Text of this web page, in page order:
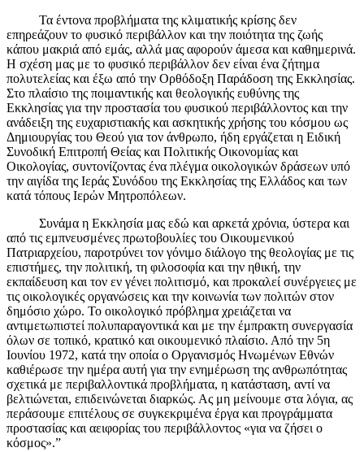
Τα έντονα προβλήματα της κλιματικής κρίσης δεν
επηρεάζουν το φυσικό περιβάλλον και την ποιότητα της ζωής
κάπου μακριά από εμάς, αλλά μας αφορούν άμεσα και καθημερινά.
Η σχέση μας με το φυσικό περιβάλλον δεν είναι ένα ζήτημα
πολυτελείας και έξω από την Ορθόδοξη Παράδοση της Εκκλησίας.
Στο πλαίσιο της ποιμαντικής και θεολογικής ευθύνης της
Εκκλησίας για την προστασία του φυσικού περιβάλλοντος και την
ανάδειξη της ευχαριστιακής και ασκητικής χρήσης του κόσμου ως
Δημιουργίας του Θεού για τον άνθρωπο, ήδη εργάζεται η Ειδική
Συνοδική Επιτροπή Θείας και Πολιτικής Οικονομίας και
Οικολογίας, συντονίζοντας ένα πλέγμα οικολογικών δράσεων υπό
την αιγίδα της Ιεράς Συνόδου της Εκκλησίας της Ελλάδος και των
κατά τόπους Ιερών Μητροπόλεων.
Συνάμα η Εκκλησία μας εδώ και αρκετά χρόνια, ύστερα και
από τις εμπνευσμένες πρωτοβουλίες του Οικουμενικού
Πατριαρχείου, παροτρύνει τον γόνιμο διάλογο της θεολογίας με τις
επιστήμες, την πολιτική, τη φιλοσοφία και την ηθική, την
εκπαίδευση και τον εν γένει πολιτισμό, και προκαλεί συνέργειες με
τις οικολογικές οργανώσεις και την κοινωνία των πολιτών στον
δημόσιο χώρο. Το οικολογικό πρόβλημα χρειάζεται να
αντιμετωπιστεί πολυπαραγοντικά και με την έμπρακτη συνεργασία
όλων σε τοπικό, κρατικό και οικουμενικό πλαίσιο. Από την 5η
Ιουνίου 1972, κατά την οποία ο Οργανισμός Ηνωμένων Εθνών
καθιέρωσε την ημέρα αυτή για την ενημέρωση της ανθρωπότητας
σχετικά με περιβαλλοντικά προβλήματα, η κατάσταση, αντί να
βελτιώνεται, επιδεινώνεται διαρκώς. Ας μη μείνουμε στα λόγια, ας
περάσουμε επιτέλους σε συγκεκριμένα έργα και προγράμματα
προστασίας και αειφορίας του περιβάλλοντος «για να ζήσει ο
κόσμος».”